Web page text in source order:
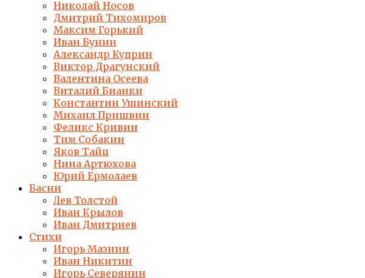
Николай Носов
Дмитрий Тихомиров
Максим Горький
Иван Бунин
Александр Куприн
Виктор Драгунский
Валентина Осеева
Виталий Бианки
Константин Ушинский
Михаил Пришвин
Феликс Кривин
Тим Собакин
Яков Тайц
Нина Артюхова
Юрий Ермолаев
Басни
Лев Толстой
Иван Крылов
Иван Дмитриев
Стихи
Игорь Мазнин
Иван Никитин
Игорь Северянин